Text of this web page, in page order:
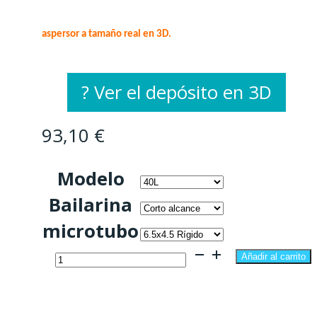
aspersor a tamaño real en 3D.
? Ver el depósito en 3D
93,10 €
Modelo
Bailarina
microtubo
Microaspersor
Añadir al carrito